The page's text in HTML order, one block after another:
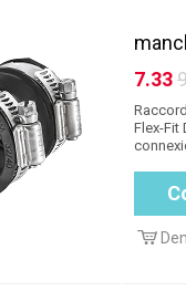
7.33
Flex-Fit